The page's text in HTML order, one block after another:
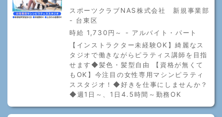
スポーツクラブNAS株式会社 新規事業部
- 台東区
時給 1,730円～ - アルバイト・パート
【インストラクター未経験OK】綺麗なス
タジオで働きながらピラティス講師を目指
せます◆髪色・髪型自由 【資格が無くて
もOK】今注目の女性専用マシンピラティ
ススタジオ！◆好きを仕事にしませんか？
◆週1日～、1日4.5時間～勤務OK